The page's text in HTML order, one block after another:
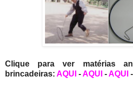
Clique para ver matérias
brincadeiras: AQUI -AQUI -AQUI -